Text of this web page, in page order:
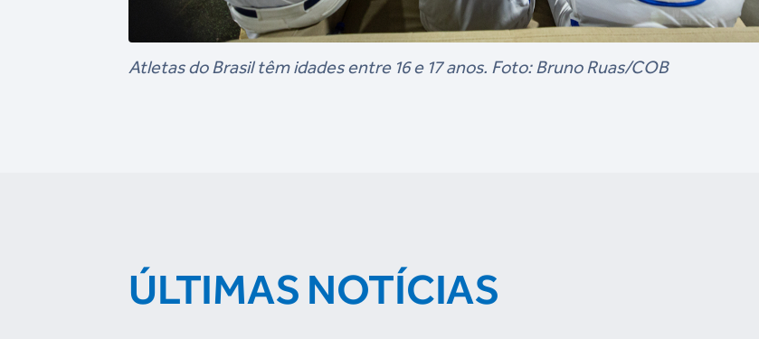
Atletas do Brasil têm idades entre 16 e 17 anos. Foto: Bruno Ruas/COB
ÚLTIMAS NOTÍCIAS